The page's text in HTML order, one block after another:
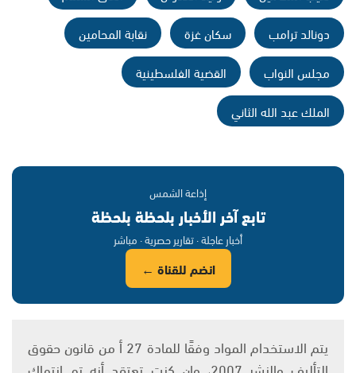
دونالد ترامب
سكان غزة
نقابة المحامين
مجلس النواب
القضية الفلسطينية
الملك عبد الله الثاني
إذاعة الشمس
تابع آخر الأخبار بلحظة بلحظة
أخبار عاجلة · تقارير حصرية · مباشر
انضم للقناة ←
يتم الاستخدام المواد وفقًا للمادة 27 أ من قانون حقوق